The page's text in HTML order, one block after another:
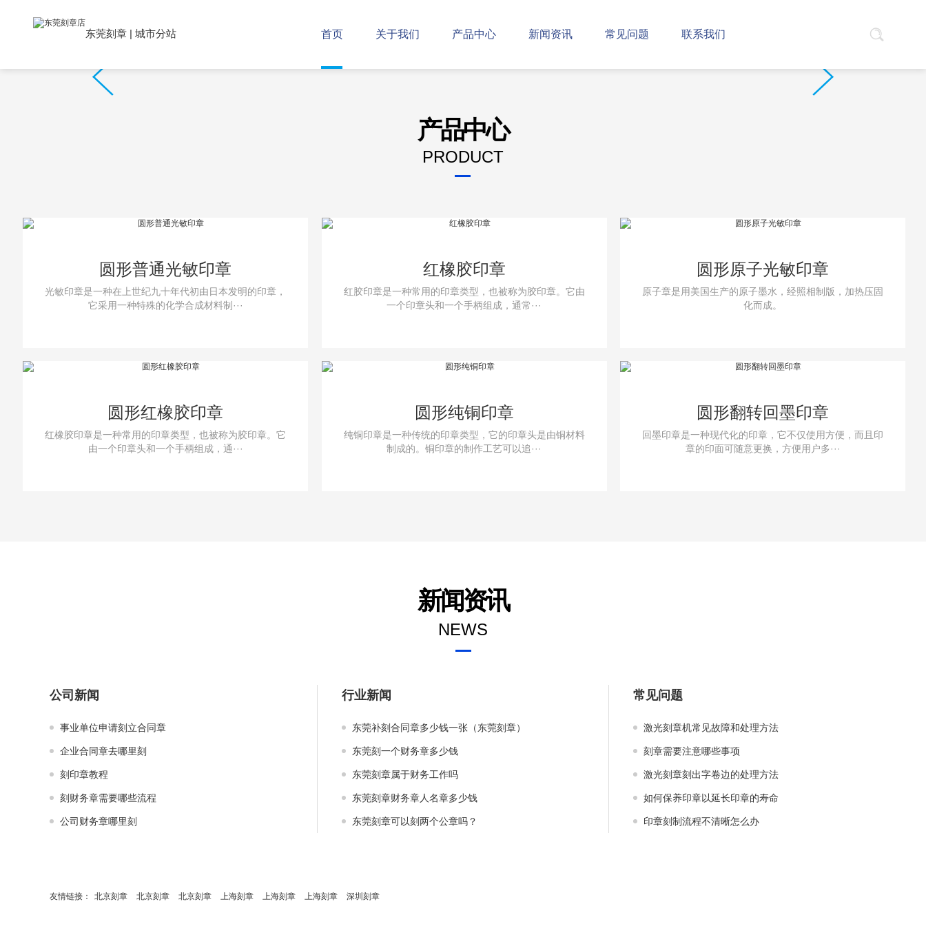
东莞刻章 | 城市分站 首页 关于我们 产品中心 新闻资讯 常见问题 联系我们
产品中心
PRODUCT
圆形普通光敏印章
光敏印章是一种在上世纪九十年代初由日本发明的印章，
它采用一种特殊的化学合成材料制···
红橡胶印章
红胶印章是一种常用的印章类型，也被称为胶印章。它由
一个印章头和一个手柄组成，通常···
圆形原子光敏印章
原子章是用美国生产的原子墨水，经照相制版，加热压固
化而成。
圆形红橡胶印章
红橡胶印章是一种常用的印章类型，也被称为胶印章。它
由一个印章头和一个手柄组成，通···
圆形纯铜印章
纯铜印章是一种传统的印章类型，它的印章头是由铜材料
制成的。铜印章的制作工艺可以追···
圆形翻转回墨印章
回墨印章是一种现代化的印章，它不仅使用方便，而且印
章的印面可随意更换，方便用户多···
新闻资讯
NEWS
公司新闻
事业单位申请刻立合同章
企业合同章去哪里刻
刻印章教程
刻财务章需要哪些流程
公司财务章哪里刻
行业新闻
东莞补刻合同章多少钱一张（东莞刻章）
东莞刻一个财务章多少钱
东莞刻章属于财务工作吗
东莞刻章财务章人名章多少钱
东莞刻章可以刻两个公章吗？
常见问题
激光刻章机常见故障和处理方法
刻章需要注意哪些事项
激光刻章刻出字卷边的处理方法
如何保养印章以延长印章的寿命
印章刻制流程不清晰怎么办
友情链接： 北京刻章 北京刻章 北京刻章 上海刻章 上海刻章 上海刻章 深圳刻章